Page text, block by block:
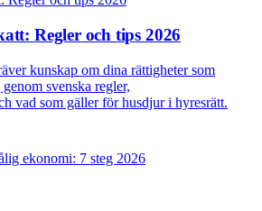
Regler och tips 2026
kunskap om dina rättigheter som
svenska regler,
vad som gäller för husdjur i hyresrätt.